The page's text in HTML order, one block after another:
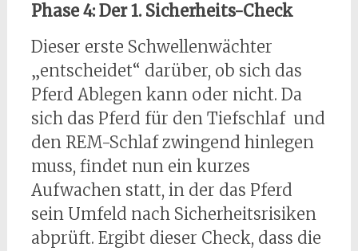
Phase 4: Der 1. Sicherheits-Check
Dieser erste Schwellenwächter
„entscheidet“ darüber, ob sich das
Pferd Ablegen kann oder nicht. Da
sich das Pferd für den Tiefschlaf und
den REM-Schlaf zwingend hinlegen
muss, findet nun ein kurzes
Aufwachen statt, in der das Pferd
sein Umfeld nach Sicherheitsrisiken
abprüft. Ergibt dieser Check, dass die